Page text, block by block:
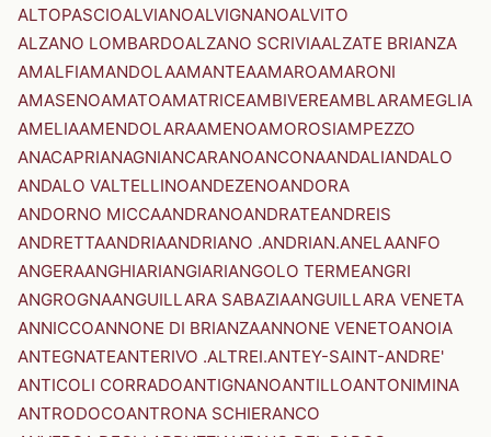
ALTOPASCIOALVIANOALVIGNANOALVITO
ALZANO LOMBARDOALZANO SCRIVIAALZATE BRIANZA
AMALFIAMANDOLAAMANTEAAMAROAMARONI
AMASENOAMATOAMATRICEAMBIVEREAMBLARAMEGLIA
AMELIAAMENDOLARAAMENOAMOROSIAMPEZZO
ANACAPRIANAGNIANCARANOANCONAANDALIANDALO
ANDALO VALTELLINOANDEZENOANDORA
ANDORNO MICCAANDRANOANDRATEANDREIS
ANDRETTAANDRIAANDRIANO .ANDRIAN.ANELAANFO
ANGERAANGHIARIANGIARIANGOLO TERMEANGRI
ANGROGNAANGUILLARA SABAZIAANGUILLARA VENETA
ANNICCOANNONE DI BRIANZAANNONE VENETOANOIA
ANTEGNATEANTERIVO .ALTREI.ANTEY-SAINT-ANDRE'
ANTICOLI CORRADOANTIGNANOANTILLOANTONIMINA
ANTRODOCOANTRONA SCHIERANCO